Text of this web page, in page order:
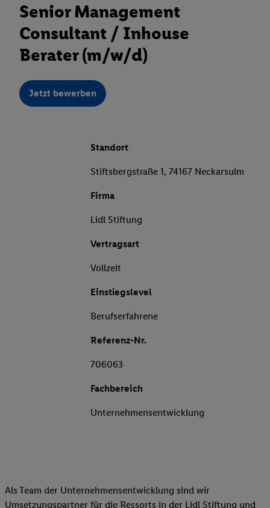
Senior Management
Consultant / Inhouse
Berater (m/w/d)
Jetzt bewerben
Standort
Stiftsbergstraße 1, 74167 Neckarsulm
Firma
Lidl Stiftung
Vertragsart
Vollzeit
Einstiegslevel
Berufserfahrene
Referenz-Nr.
706063
Fachbereich
Unternehmensentwicklung
Als Team der Unternehmensentwicklung sind wir
Umsetzungspartner für die Ressorts in der Lidl Stiftung und